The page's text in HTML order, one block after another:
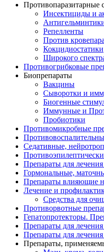
Противопаразитарные
Инсектициды и
Репелленты
Против
Кокцидиостатики
Широкого
Противогрибковые
Биопрепараты
Вакцины
Сыворотки и
Биогенные
Иммунные и
Пробиотики
Противомикробные
Седативные,
Препараты для
Гормональные,
Препараты влияющие
Лечение и
Средства для
Противорвотные
Гепатопротекторы.
Препараты для
Препараты для
Препараты,